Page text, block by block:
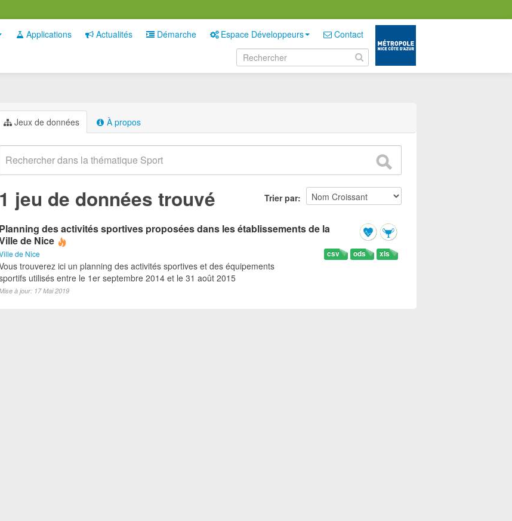
Applications Actualités Démarche Espace Développeurs Contact
Jeux de données À propos
Trier par
1 jeu de données trouvé
Planning des activités sportives proposées dans les établissements de la
de Nice
de Nice xls
ods
csv
trouverez ici un planning des activités sportives et des équipements
utilisés entre le 1er septembre 2014 et le 31 août 2015
à jour: 17 Mai 2019